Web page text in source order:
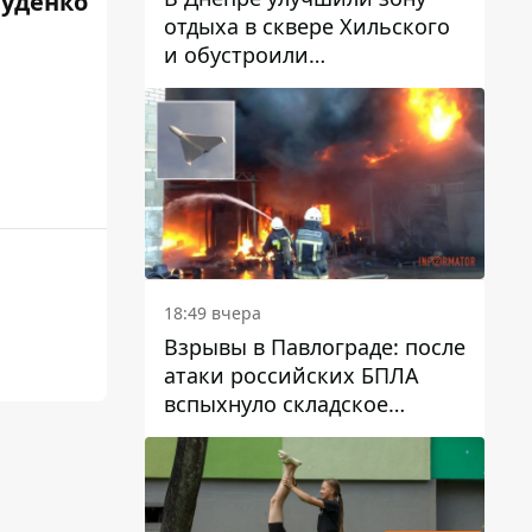
отдыха в сквере Хильского
и обустроили
искусственный газон
18:49 вчера
Взрывы в Павлограде: после
атаки российских БПЛА
вспыхнуло складское
здание предприятия